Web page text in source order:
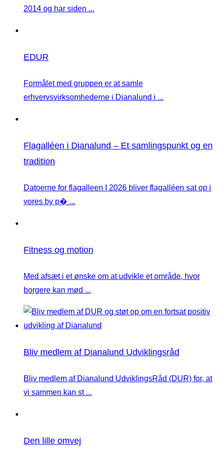
2014 og har siden ...
EDUR
Formålet med gruppen er at samle
erhvervsvirksomhederne i Dianalund i ...
Flagalléen i Dianalund – Et samlingspunkt og en
tradition
Datoerne for flagalleen I 2026 bliver flagalléen sat op i
vores by p� ...
Fitness og motion
Med afsæt i et ønske om at udvikle et område, hvor
borgere kan mød ...
Bliv medlem af Dianalund Udviklingsråd
Bliv medlem af Dianalund UdviklingsRåd (DUR) for, at
vi sammen kan st ...
Den lille omvej